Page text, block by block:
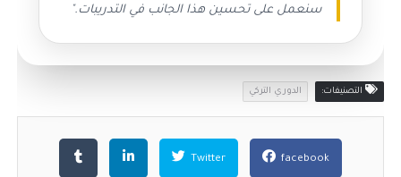
سنعمل على تحسين هذا الجانب في التدريبات."
التصنيفات: الدوري التركي
facebook
Twitter